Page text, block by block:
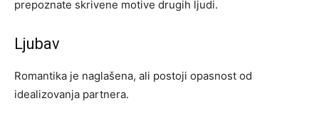
prepoznate skrivene motive drugih ljudi.
Ljubav
Romantika je naglašena, ali postoji opasnost od
idealizovanja partnera.